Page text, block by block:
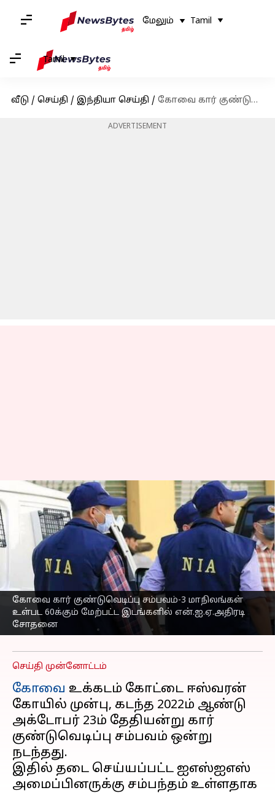
மேலும் Tamil
Tamil
வீடு / செய்தி / இந்தியா செய்தி / கோவை கார் குண்டுவெடிப்பு சம்பவம்-3 மாநிலங்கள் உள்பட 60க்கும் மேற்பட்ட இடங்களில் என்.ஐ.ஏ.அதிரடி சோதனை
ADVERTISEMENT
கோவை கார் குண்டுவெடிப்பு சம்பவம்-3 மாநிலங்கள்
உள்பட 60க்கும் மேற்பட்ட இடங்களில் என்.ஐ.ஏ.அதிரடி
சோதனை
கோவை கார்
குண்டுவெடிப்பு சம்பவம்-3
மாநிலங்கள் உள்பட
60க்கும் மேற்பட்ட
இடங்களில்
என்.ஐ.ஏ.அதிரடி
சோதனை
எழுதியவர்
செய்தி முன்னோட்டம்
கோவை உக்கடம் கோட்டை ஈஸ்வரன்
கோயில் முன்பு, கடந்த 2022ம் ஆண்டு
அக்டோபர் 23ம் தேதியன்று கார்
குண்டுவெடிப்பு சம்பவம் ஒன்று
நடந்தது.
இதில் தடை செய்யப்பட்ட ஐஎஸ்ஐஎஸ்
அமைப்பினருக்கு சம்பந்தம் உள்ளதாக